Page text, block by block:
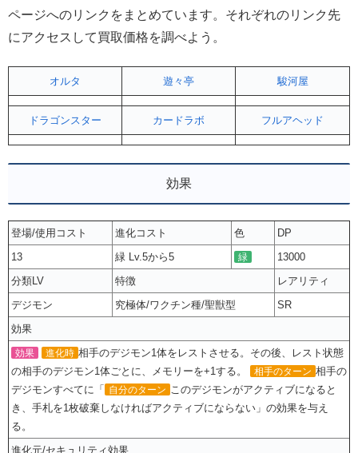
ページへのリンクをまとめています。それぞれのリンク先
にアクセスして買取価格を調べよう。
オルタ 遊々亭 駿河屋
ドラゴンスター カードラボ フルアヘッド
効果
登場/使用コスト 進化コスト 色
DP
13
緑 Lv.5から5 緑
13000
分類LV
特徴
レアリティ
デジモン
究極体/ワクチン種/聖獣型
SR
効果
効果 進化時 相手のデジモン1体をレストさせる。その後、レスト状態
の相手のデジモン1体ごとに、メモリーを+1する。
相手のターン 相手の
デジモンすべてに「
自分のターン このデジモンがアクティブになると
き、手札を1枚破棄しなければアクティブにならない」の効果を与え
る。
進化元/セキュリティ効果